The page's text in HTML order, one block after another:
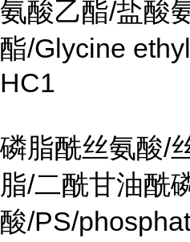
氨酸乙酯/盐酸
酯/Glycine
HC1
磷脂酰丝氨酸/
脂/二酰甘油酰
酸/PS/